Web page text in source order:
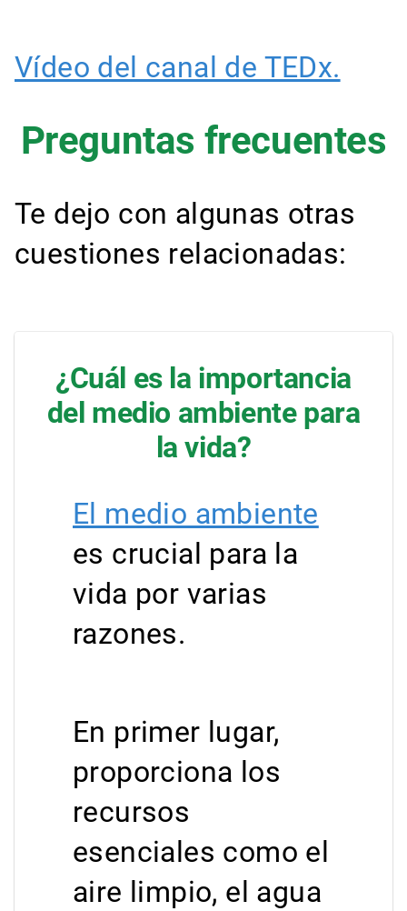
Vídeo del canal de TEDx.
Preguntas frecuentes
Te dejo con algunas otras
cuestiones relacionadas:
¿Cuál es la importancia
del medio ambiente para
la vida?
El medio ambiente
es crucial para la
vida por varias
razones.
En primer lugar,
proporciona los
recursos
esenciales como el
aire limpio, el agua